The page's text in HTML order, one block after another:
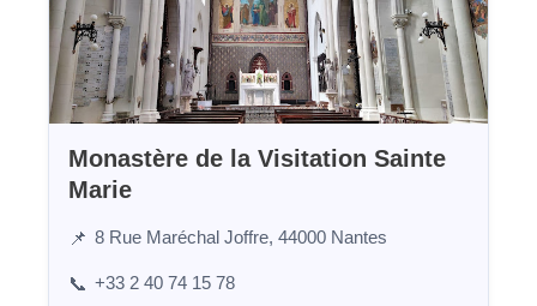
Monastère de la Visitation Sainte
Marie
📌 8 Rue Maréchal Joffre, 44000 Nantes
📞 +33 2 40 74 15 78